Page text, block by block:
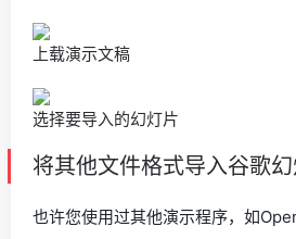
上载演示文稿
选择要导入的幻灯片
将其他文件格式导入谷歌
也许您使用过其他演示程序，如